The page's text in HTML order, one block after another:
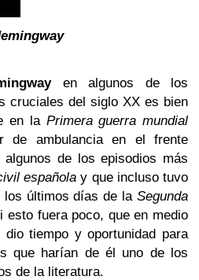
en algunos de los
cruciales del siglo XX es bien
en la Primera guerra mundial
de ambulancia en el frente
algunos de los episodios más
española y que incluso tuvo
los últimos días de la Segunda
fuera poco, que en medio
tiempo y oportunidad para
que harían de él uno de los
de la literatura.